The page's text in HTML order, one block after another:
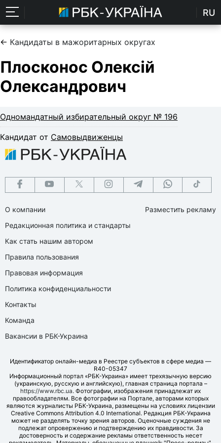
RU
← Кандидаты в мажоритарных округах
Плосконос Олексій
Олександрович
Одномандатный избирательный округ № 196
Кандидат от Самовыдвиженцы
О компании
Редакционная политика и стандарты
Как стать нашим автором
Правила пользования
Правовая информация
Политика конфиденциальности
Контакты
Команда
Вакансии в РБК-Украина
Разместить рекламу
Идентификатор онлайн-медиа в Реестре субъектов в сфере медиа —
R40-05347
Информационный портал «РБК-Украина» имеет трехязычную версию
(украинскую, русскую и английскую), главная страница портала –
https://www.rbc.ua. Фотографии, изображения принадлежат их
правообладателям. Все фотографии на Портале, авторами которых
являются журналисты РБК-Украина, размещены на условиях лицензии
Creative Commons Attribution 4.0 International. Редакция РБК-Украина
может не разделять точку зрения авторов. Оценочные суждения не
подлежат опровержению и подтверждению их правдивости. За
достоверность и содержание рекламы ответственность несет